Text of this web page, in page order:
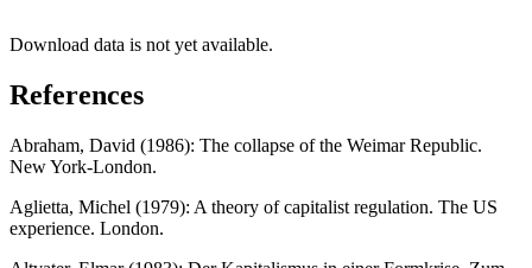
Download data is not yet available.
References
Abraham, David (1986): The collapse of the Weimar Republic.
New York-London.
Aglietta, Michel (1979): A theory of capitalist regulation. The US
experience. London.